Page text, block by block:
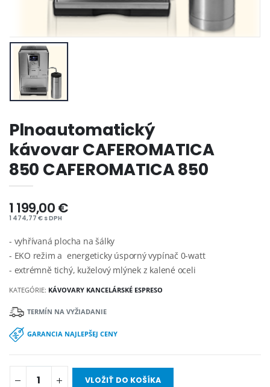
Plnoautomatický
kávovar CAFEROMATICA
850 CAFEROMATICA 850
1 199,00 €
1 474,77 € s DPH
- vyhřívaná plocha na šálky
- EKO režim a energeticky úsporný vypínač 0-watt
- extrémně tichý, kuželový mlýnek z kalené oceli
KATEGÓRIE: KÁVOVARY KANCELÁRSKÉ ESPRESO
TERMÍN NA VYŽIADANIE
GARANCIA NAJLEPŠEJ CENY
VLOŽIŤ DO KOŠÍKA